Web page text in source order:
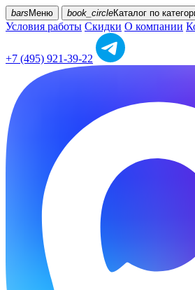
bars Меню book_circleКаталог по
Условия работы Скидки О компании
+7 (495) 921-39-22